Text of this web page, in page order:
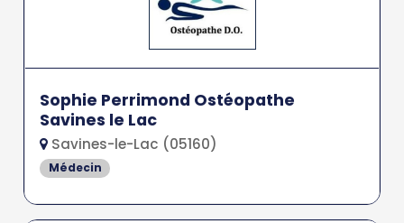
Sophie Perrimond Ostéopathe
Savines le Lac
Savines-le-Lac (05160)
Médecin